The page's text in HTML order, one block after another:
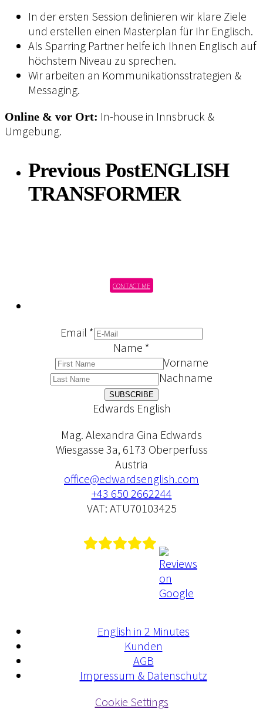
CONTACT ME
In der ersten Session definieren wir klare Ziele
und erstellen einen Masterplan für Ihr Englisch.
Als Sparring Partner helfe ich Ihnen Englisch auf
höchstem Niveau zu sprechen.
Wir arbeiten an Kommunikationsstrategien &
Messaging.
Online & vor Ort: In-house in Innsbruck &
Umgebung.
Previous PostENGLISH
TRANSFORMER
Email *
Name *
Vorname
Nachname
SUBSCRIBE
Edwards English
Mag. Alexandra Gina Edwards
Wiesgasse 3a, 6173 Oberperfuss
Austria
office@edwardsenglish.com
+43 650 2662244
VAT: ATU70103425
English in 2 Minutes
Kunden
AGB
Impressum & Datenschutz
Cookie Settings